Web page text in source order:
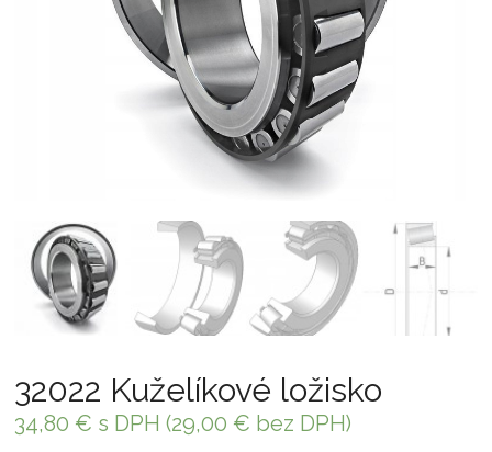
32022 Kuželíkové ložisko
34,80 € s DPH (29,00 € bez DPH)